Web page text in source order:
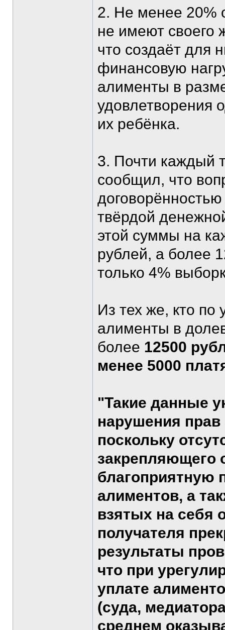
2. Не менее 20%
не имеют своего
что создаёт для
финансовую
алименты в
удовлетворения
их ребёнка.
3. Почти каждый
сообщил, что
твёрдой
этой суммы на
рублей, а более
только 4%
Из тех же, кто по
алименты в
более 12500
менее 5000
"Такие данные
нарушения прав
поскольку
закрепляющего
благоприятную
алиментов, а
взятых на себя
получателя
результаты
что при
уплате
(суда,
среднем